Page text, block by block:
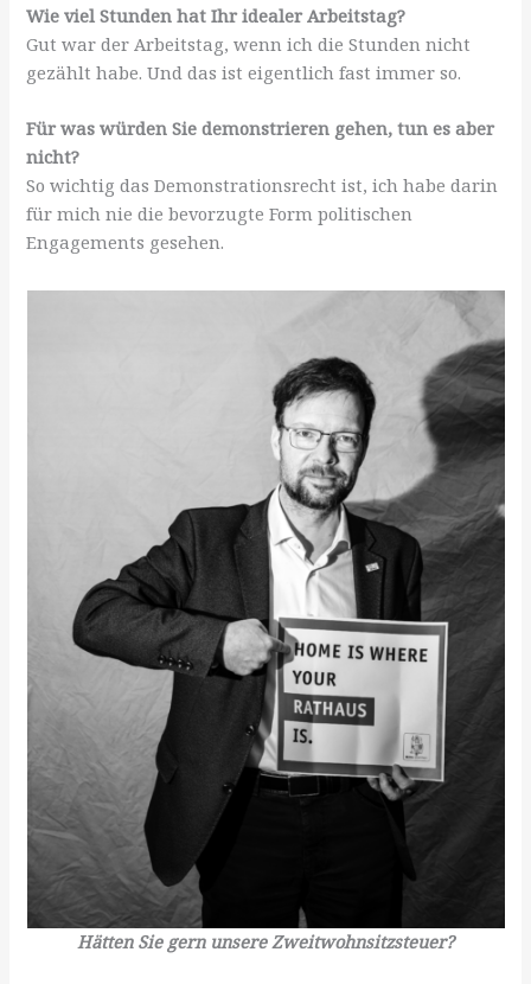
Wie viel Stunden hat Ihr idealer Arbeitstag?
Gut war der Arbeitstag, wenn ich die Stunden nicht
gezählt habe. Und das ist eigentlich fast immer so.
Für was würden Sie demonstrieren gehen, tun es aber
nicht?
So wichtig das Demonstrationsrecht ist, ich habe darin
für mich nie die bevorzugte Form politischen
Engagements gesehen.
Hätten Sie gern unsere Zweitwohnsitzsteuer?